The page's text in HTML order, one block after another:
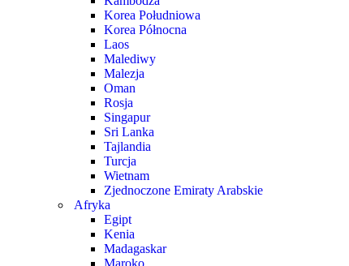
Korea Południowa
Korea Północna
Laos
Malediwy
Malezja
Oman
Rosja
Singapur
Sri Lanka
Tajlandia
Turcja
Wietnam
Zjednoczone Emiraty Arabskie
Afryka
Egipt
Kenia
Madagaskar